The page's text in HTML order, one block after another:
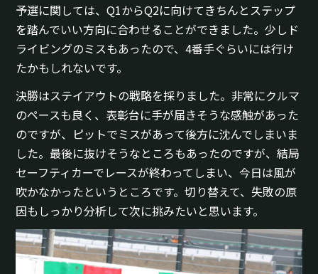
予選に関しては、Q1からQ2に向けてきちんとステップ
を踏んでいい方向に合わせることができました。少しド
ライビングのミスもあったので、4番手ぐらいには行け
たかもしれないです。
決勝はステイアウトの戦略を採りました。非常にクルマ
のペースも良く、表彰台に手が届きそうな感触があった
のですが、ピットでミスがあって後方に沈んでしまいま
した。最後に抜けそうなところもあったのですが、結局
セーフティカーでレースが終わってしまい、今日は風が
吹かなかったというところです。切り替えて、失敗の原
因もしっかり分析して次に挑みたいと思います。